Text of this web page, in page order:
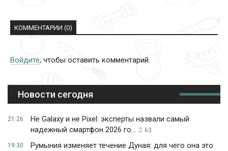
КОММЕНТАРИИ (0)
Войдите, чтобы оставить комментарий.
Новости сегодня
21:26
Не Galaxy и не Pixel: эксперты назвали самый
надежный смартфон 2026 го...
63
19:30
Румыния изменяет течение Дуная: для чего она это